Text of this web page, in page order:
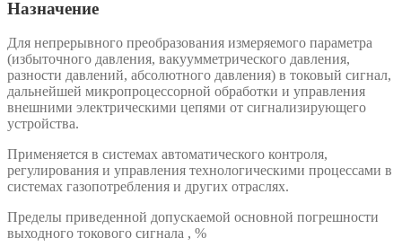
Назначение
Для непрерывного преобразования измеряемого параметра
(избыточного давления, вакуумметрического давления,
разности давлений, абсолютного давления) в токовый сигнал,
дальнейшей микропроцессорной обработки и управления
внешними электрическими цепями от сигнализирующего
устройства.
Применяется в системах автоматического контроля,
регулирования и управления технологическими процессами в
системах газопотребления и других отраслях.
Пределы приведенной допускаемой основной погрешности
выходного токового сигнала , %